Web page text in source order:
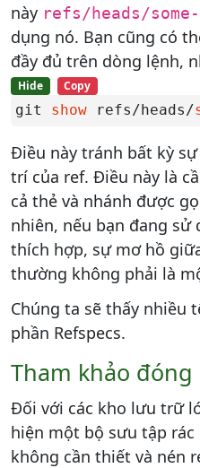
này refs/heads/
dụng nó. Bạn cũng có
đầy đủ trên dòng lệnh,
Hide Copy
git show refs/heads/
Điều này tránh bất kỳ
trí của ref. Điều này là
cả thẻ và nhánh được
nhiên, nếu bạn đang sử
thích hợp, sự mơ hồ
thường không phải là
Chúng ta sẽ thấy nhiều
phần Refspecs.
Tham khảo đóng
Đối với các kho lưu trữ
hiện một bộ sưu tập
không cần thiết và nén